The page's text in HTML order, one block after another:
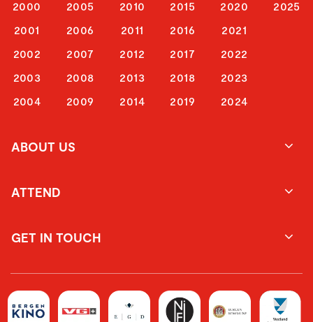
2000
2001
2002
2003
2004
2005
2006
2007
2008
2009
2010
2011
2012
2013
2014
2015
2016
2017
2018
2019
2020
2021
2022
2023
2024
2025
ABOUT US
ATTEND
GET IN TOUCH